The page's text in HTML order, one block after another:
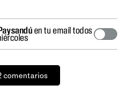
en tu email todos
comentarios